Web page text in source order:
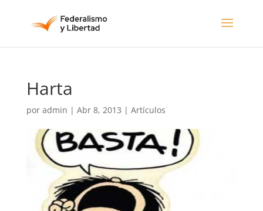
Harta
por admin | Abr 8, 2013 | Artículos